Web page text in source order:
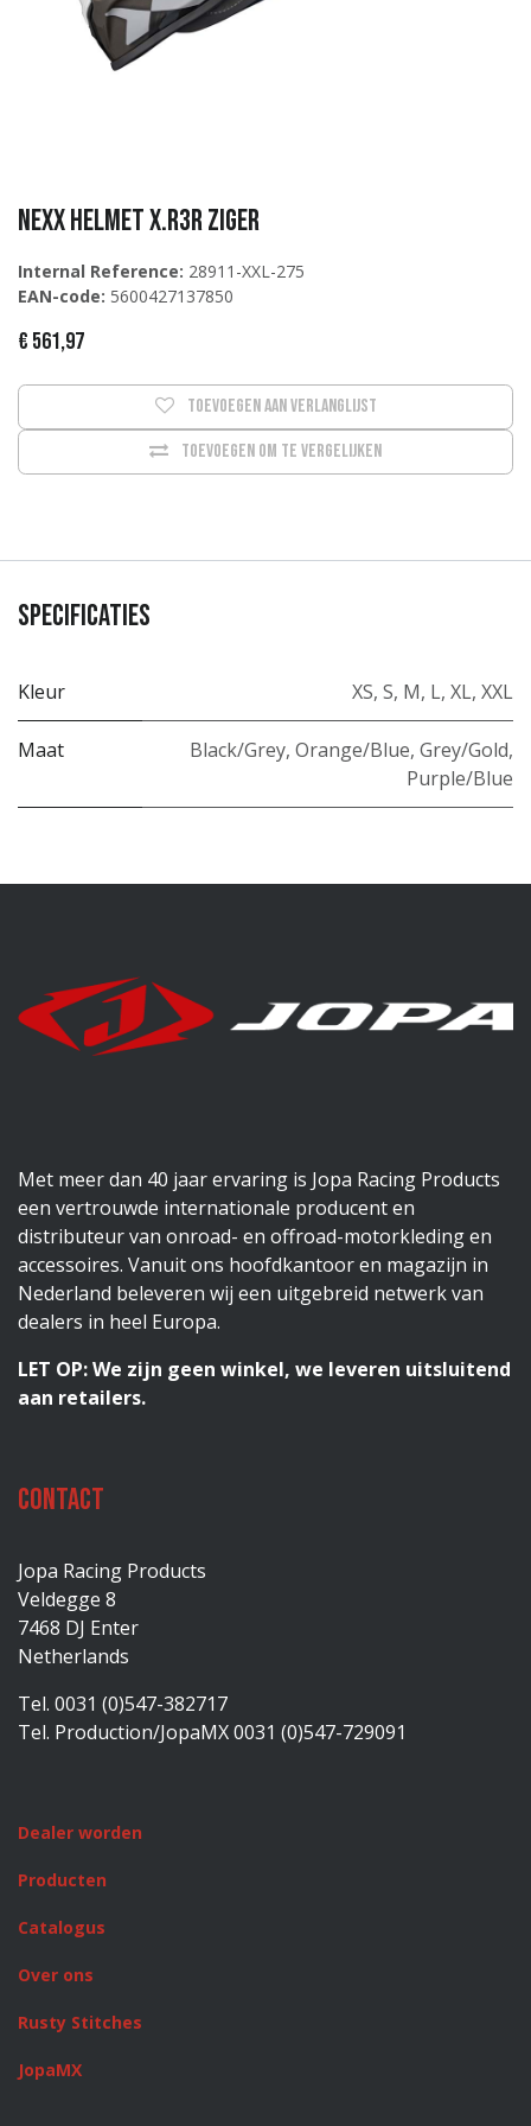
NEXX Helmet X.R3R Ziger
Internal Reference: 28911-XXL-275
EAN-code: 5600427137850
€ 561,97
Toevoegen om te vergelijken
Toevoegen aan verlanglijst
Specificaties
Kleur XS, S, M, L, XL, XXL
Maat Black/Grey, Orange/Blue, Grey/Gold,
Purple/Blue
Met meer dan 40 jaar ervaring is Jopa Racing Products
een vertrouwde internationale producent en
distributeur van onroad- en offroad-motorkleding en
accessoires. Vanuit ons hoofdkantoor en magazijn in
Nederland beleveren wij een uitgebreid netwerk van
dealers in heel Europa.
LET OP: We zijn geen winkel, we leveren uitsluitend
aan retailers.
Contact
Jopa Racing Products
Veldegge 8
7468 DJ Enter
Netherlands
Tel. 0031 (0)547-382717
Tel. Production/JopaMX 0031 (0)547-729091
Dealer worden
Producten
Catalogus
Over ons
Rusty Stitches
JopaMX